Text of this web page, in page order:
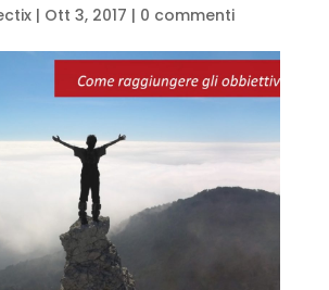
| Ott 3, 2017 | 0 commenti